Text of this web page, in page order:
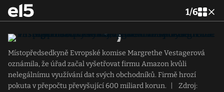
1/6
Místopředsedkyně Evropské komise Margrethe Vestagerová
oznámila, že úřad začal vyšetřovat firmu Amazon kvůli
nelegálnímu využívání dat svých obchodníků. Firmě hrozí
pokuta v přepočtu převyšující 600 miliard korun.
Zdroj: